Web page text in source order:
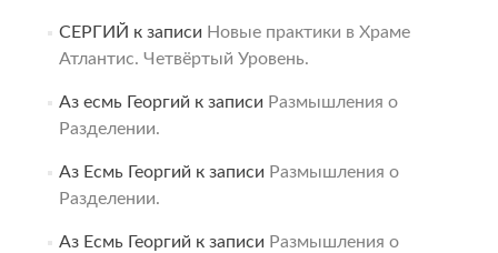
СЕРГИЙ к записи Новые практики в Храме
Атлантис. Четвёртый Уровень.
Аз есмь Георгий к записи Размышления о
Разделении.
Аз Есмь Георгий к записи Размышления о
Разделении.
Аз Есмь Георгий к записи Размышления о